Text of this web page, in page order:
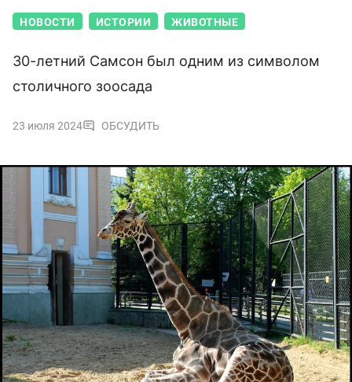
НОВОСТИ ИСТОРИИ ЖИВОТНЫЕ
30-летний Самсон был одним из символом
столичного зоосада
23 июля 2024 ОБСУДИТЬ